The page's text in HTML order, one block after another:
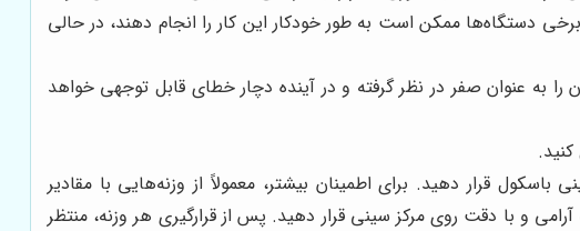
دستگاه‌ها ممکن است به طور خودکار این کار را انجام دهند، در حالی
به عنوان صفر در نظر گرفته و در آینده دچار خطای قابل توجهی خواهد
باسکول قرار دهید. برای اطمینان بیشتر، معمولاً از وزنه‌هایی با مقادیر
50% ظرفیت باسکول و سپس یک وزنه با 100% ظرفیت. وزنه‌ها را به آرامی و با دقت روی مرکز سینی قرار دهید. پس از قرارگیری هر وزنه، منتظر